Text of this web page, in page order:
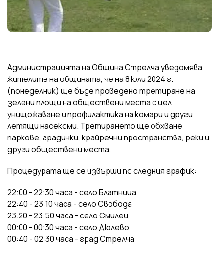
Администрацията на Община Стрелча уведомява
жителите на общината, че на 8 юли 2024 г.
(понеделник) ще бъде проведено третиране на
зелени площи на обществени места с цел
унищожаване и профилактика на комари и други
летящи насекоми. Третирането ще обхване
паркове, градинки, крайречни пространства, реки и
други обществени места.
Процедурата ще се извърши по следния график:
22:00 - 22:30 часа - село Блатница
22:40 - 23:10 часа - село Свобода
23:20 - 23:50 часа - село Смилец
00:00 - 00:30 часа - село Дюлево
00:40 - 02:30 часа - град Стрелча